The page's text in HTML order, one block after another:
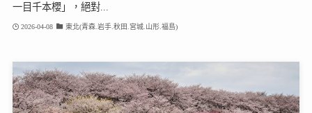
一目千本櫻」，絕對...
2026-04-08 東北(青森.岩手.秋田.宮城.山形.福島)